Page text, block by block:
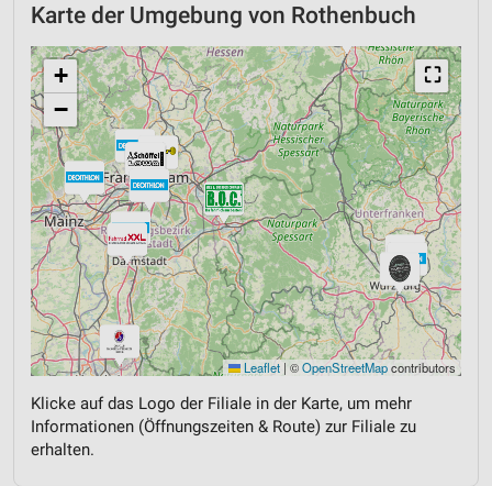
Karte der Umgebung von Rothenbuch
⛶
+
−
Leaflet | ©OpenStreetMapcontributors
Klicke auf das Logo der Filiale in der Karte, um mehr
Informationen (Öffnungszeiten & Route) zur Filiale zu
erhalten.